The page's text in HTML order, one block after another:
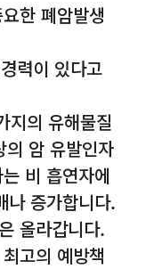
한 폐암발생
력이 있다고
지의 유해물질
암 유발인자
비 흡연자에
나 증가합니다.
올라갑니다.
고의 예방책